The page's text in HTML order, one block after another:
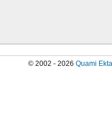
© 2002 - 2026 Quami